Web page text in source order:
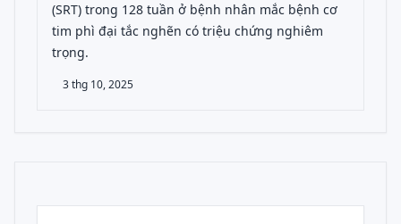
(SRT) trong 128 tuần ở bệnh nhân mắc bệnh cơ
tim phì đại tắc nghẽn có triệu chứng nghiêm
trọng.
3 thg 10, 2025